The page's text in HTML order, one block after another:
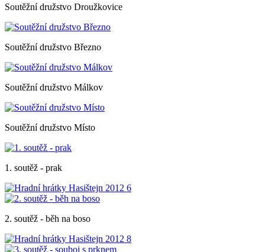
Soutěžní družstvo Droužkovice
Soutěžní družstvo Březno
Soutěžní družstvo Málkov
Soutěžní družstvo Místo
1. soutěž - prak
2. soutěž - běh na boso